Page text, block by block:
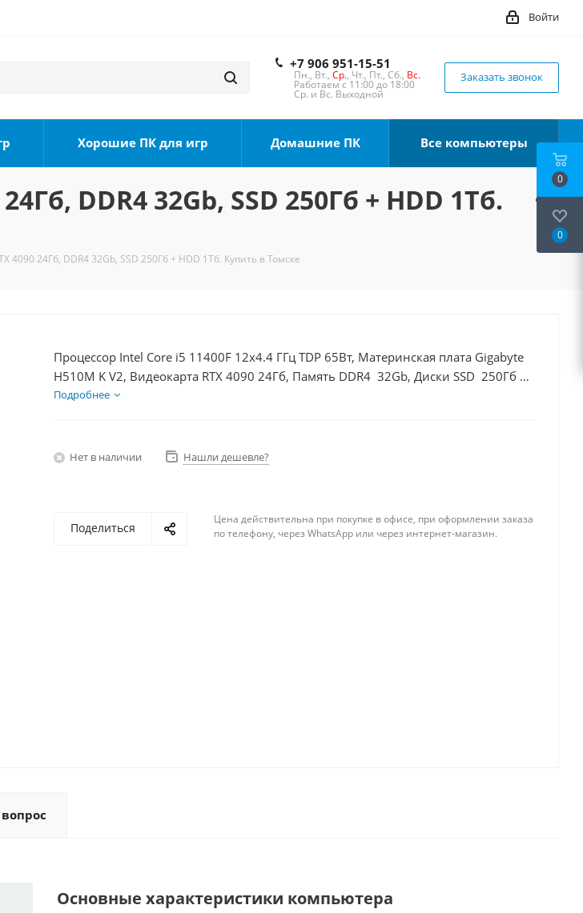
Войти
+7 906 951-15-51
Пн., Вт., Ср., Чт., Пт., Сб., Вс.
Работаем с 11:00 до 18:00
Ср. и Вс. Выходной
Заказать звонок
Хорошие ПК для игр Домашние ПК Все компьютеры
DDR4 32Gb, SSD 250Гб + HDD 1Тб.
4090 24Гб, DDR4 32Gb, SSD 250Гб + HDD 1Тб. Купить в Томске
Процессор Intel Core i5 11400F 12x4.4 ГГц TDP 65Вт, Материнская плата Gigabyte
H510M K V2, Видеокарта RTX 4090 24Гб, Память DDR4 32Gb, Диски SSD 250Гб +
HDD 1Тб, БП 850Вт
Подробнее
Нет в наличии Нашли дешевле?
Поделиться
Цена действительна при покупке в офисе, при оформлении заказа
по телефону, через WhatsApp или через интернет-магазин.
Основные характеристики компьютера
0
0